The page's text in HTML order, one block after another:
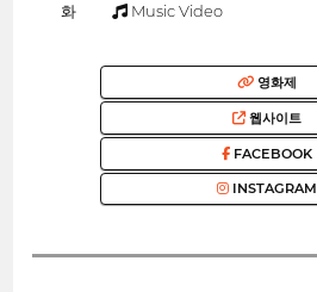
화
Music Video
영화제
웹사이트
FACEBOOK
INSTAGRAM